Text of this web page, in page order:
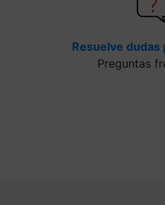
Resuelve
Preguntas